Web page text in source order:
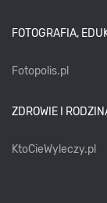
FOTOGRAFIA,
Fotopolis.pl
ZDROWIE I
KtoCieWyleczy.pl